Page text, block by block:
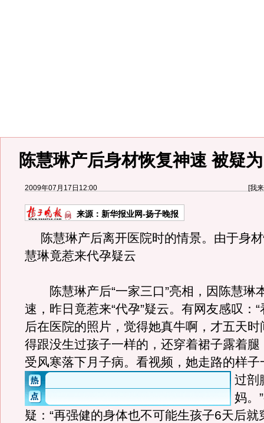
陈慧琳产后身材恢复神速 被疑
2009年07月17日12:00 [我
来源： 新华报业网-扬子晚报
陈慧琳产后离开医院时的情景。由于身
慧琳竟惹来代孕疑云
陈慧琳产后“一家三口”亮相，因陈慧琳
速，昨日竟惹来“代孕”疑云。有网友感叹：
后在医院的照片，觉得她真牛啊，才五天
得跟没生过孩子一样的，还穿着裙子露着腿
受风寒落下月子病。 看视频，她走路的样子
过剖
妈。
疑：“再强健的身体也不可能生孩子6天后就